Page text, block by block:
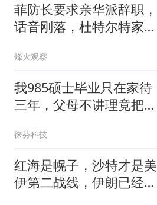
菲防长要求亲华派辞职，
话音刚落，杜特尔特家族
烽火观察
我985硕士毕业只在家待
三年，父母不讲理竟把我
徕芬科技
红海是幌子，沙特才是美
伊第二战线，伊朗已经输